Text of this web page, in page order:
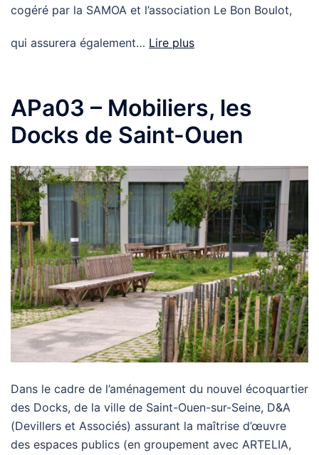
cogéré par la SAMOA et l’association Le Bon Boulot,
qui assurera également… Lire plus
APa03 – Mobiliers, les
Docks de Saint-Ouen
Dans le cadre de l’aménagement du nouvel écoquartier
des Docks, de la ville de Saint-Ouen-sur-Seine, D&A
(Devillers et Associés) assurant la maîtrise d’œuvre
des espaces publics (en groupement avec ARTELIA,